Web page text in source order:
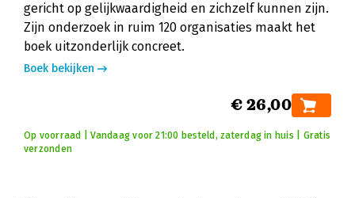
gericht op gelijkwaardigheid en zichzelf kunnen zijn.
Zijn onderzoek in ruim 120 organisaties maakt het
boek uitzonderlijk concreet.
Boek bekijken
€ 26,00
Op voorraad | Vandaag voor 21:00 besteld, zaterdag in huis | Gratis
verzonden